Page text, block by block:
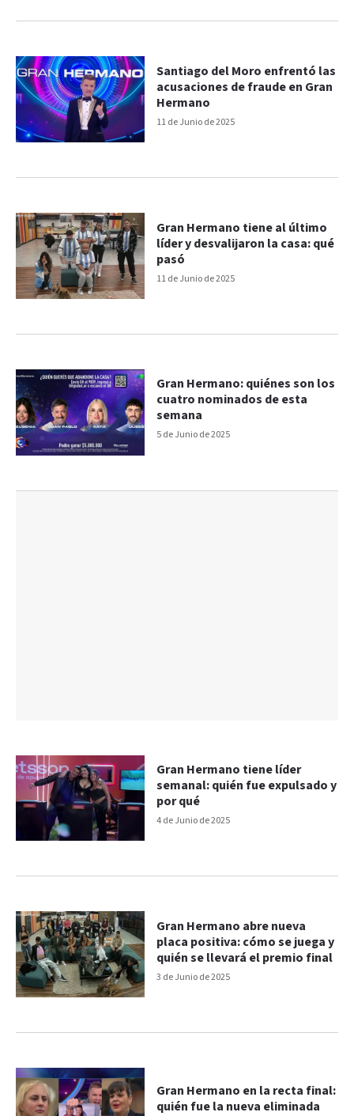
11 de Junio de 2025
Santiago del Moro enfrentó las
acusaciones de fraude en Gran
Hermano
11 de Junio de 2025
Gran Hermano tiene al último
líder y desvalijaron la casa: qué
pasó
5 de Junio de 2025
Gran Hermano: quiénes son los
cuatro nominados de esta
semana
4 de Junio de 2025
Gran Hermano tiene líder
semanal: quién fue expulsado y
por qué
3 de Junio de 2025
Gran Hermano abre nueva
placa positiva: cómo se juega y
quién se llevará el premio final
Gran Hermano en la recta final:
quién fue la nueva eliminada